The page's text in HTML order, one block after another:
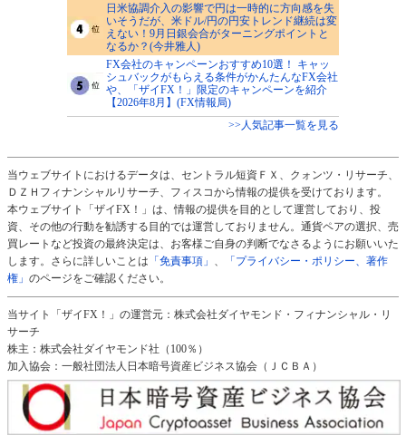
日米協調介入の影響で円は一時的に方向感を失
いそうだが、米ドル/円の円安トレンド継続は変
えない！9月日銀会合がターニングポイントと
なるか？(今井雅人)
FX会社のキャンペーンおすすめ10選！ キャッ
シュバックがもらえる条件がかんたんなFX会社
や、「ザイFX！」限定のキャンペーンを紹介
【2026年8月】(FX情報局)
>>人気記事一覧を見る
当ウェブサイトにおけるデータは、セントラル短資ＦＸ、クォンツ・リサーチ、
ＤＺＨフィナンシャルリサーチ、フィスコから情報の提供を受けております。
本ウェブサイト「ザイFX！」は、情報の提供を目的として運営しており、投
資、その他の行動を勧誘する目的では運営しておりません。通貨ペアの選択、売
買レートなど投資の最終決定は、お客様ご自身の判断でなさるようにお願いいた
します。さらに詳しいことは 「免責事項」 、
「プライバシー・ポリシー、著作
権」 のページをご確認ください。
当サイト「ザイFX！」の運営元：株式会社ダイヤモンド・フィナンシャル・リ
サーチ
株主：株式会社ダイヤモンド社（100％）
加入協会：一般社団法人日本暗号資産ビジネス協会（ＪＣＢＡ）